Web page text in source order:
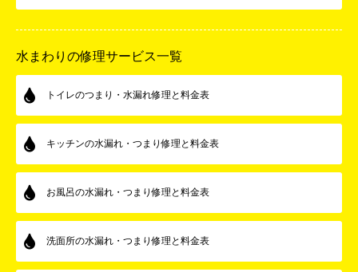
水まわりの修理サービス一覧
トイレのつまり・水漏れ修理と料金表
キッチンの水漏れ・つまり修理と料金表
お風呂の水漏れ・つまり修理と料金表
洗面所の水漏れ・つまり修理と料金表